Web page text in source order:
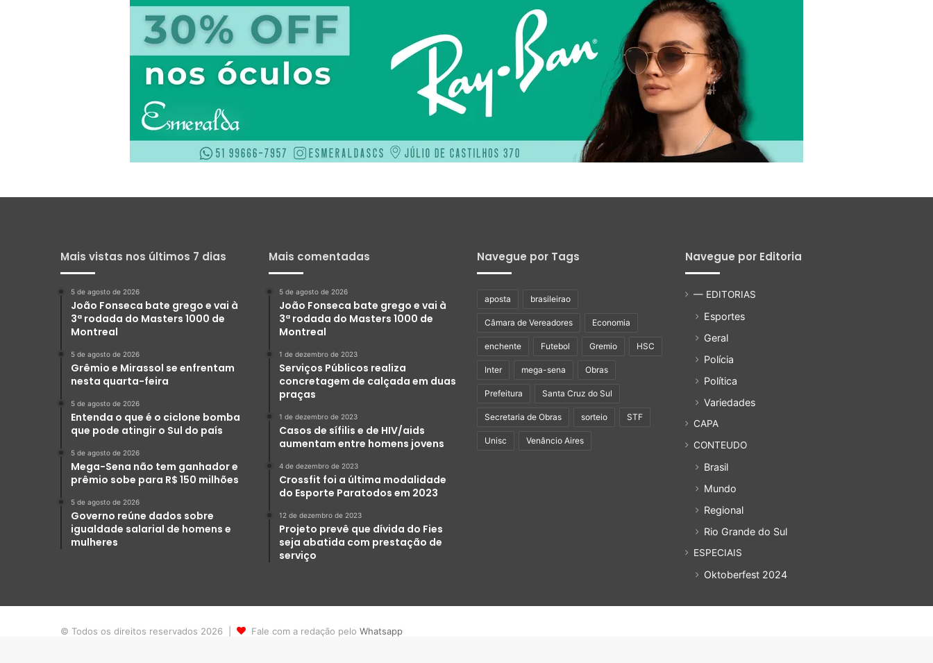
Mais vistas nos últimos 7 dias
5 de agosto de 2026
João Fonseca bate grego e vai à
3ª rodada do Masters 1000 de
Montreal
5 de agosto de 2026
Grêmio e Mirassol se enfrentam
nesta quarta-feira
5 de agosto de 2026
Entenda o que é o ciclone bomba
que pode atingir o Sul do país
5 de agosto de 2026
Mega-Sena não tem ganhador e
prêmio sobe para R$ 150 milhões
5 de agosto de 2026
Governo reúne dados sobre
igualdade salarial de homens e
mulheres
Mais comentadas
5 de agosto de 2026
João Fonseca bate grego e vai à
3ª rodada do Masters 1000 de
Montreal
1 de dezembro de 2023
Serviços Públicos realiza
concretagem de calçada em duas
praças
1 de dezembro de 2023
Casos de sífilis e de HIV/aids
aumentam entre homens jovens
4 de dezembro de 2023
Crossfit foi a última modalidade
do Esporte Paratodos em 2023
12 de dezembro de 2023
Projeto prevê que dívida do Fies
seja abatida com prestação de
serviço
Navegue por Tags
aposta brasileirao
Câmara de Vereadores Economia
enchente Futebol Gremio HSC
Inter mega-sena Obras
Prefeitura Santa Cruz do Sul
Secretaria de Obras sorteio STF
Unisc Venâncio Aires
Navegue por Editoria
— EDITORIAS
Esportes
Geral
Polícia
Política
Variedades
CAPA
CONTEUDO
Brasil
Mundo
Regional
Rio Grande do Sul
ESPECIAIS
Oktoberfest 2024
© Todos os direitos reservados 2026 | Fale com a redação pelo Whatsapp